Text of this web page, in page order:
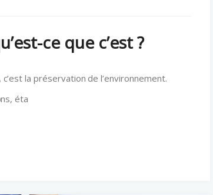
ce que c’est ?
la préservation de l’environnement.
éta